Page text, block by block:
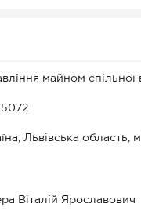
майном спільної
Львівська область,
Віталій Ярославович